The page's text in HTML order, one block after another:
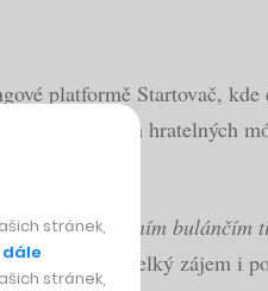
platformě Startovač, kde
různých hratelných
po moderním bulánčím
pohledu byl velký zájem i
stránek,
stránek,